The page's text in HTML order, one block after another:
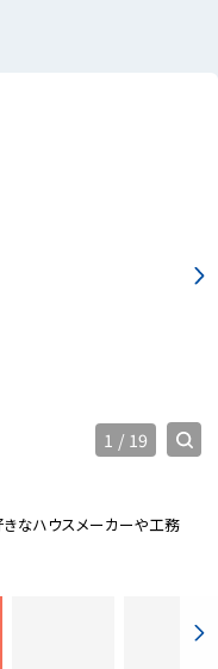
なハウスメーカーや工務
1 / 19